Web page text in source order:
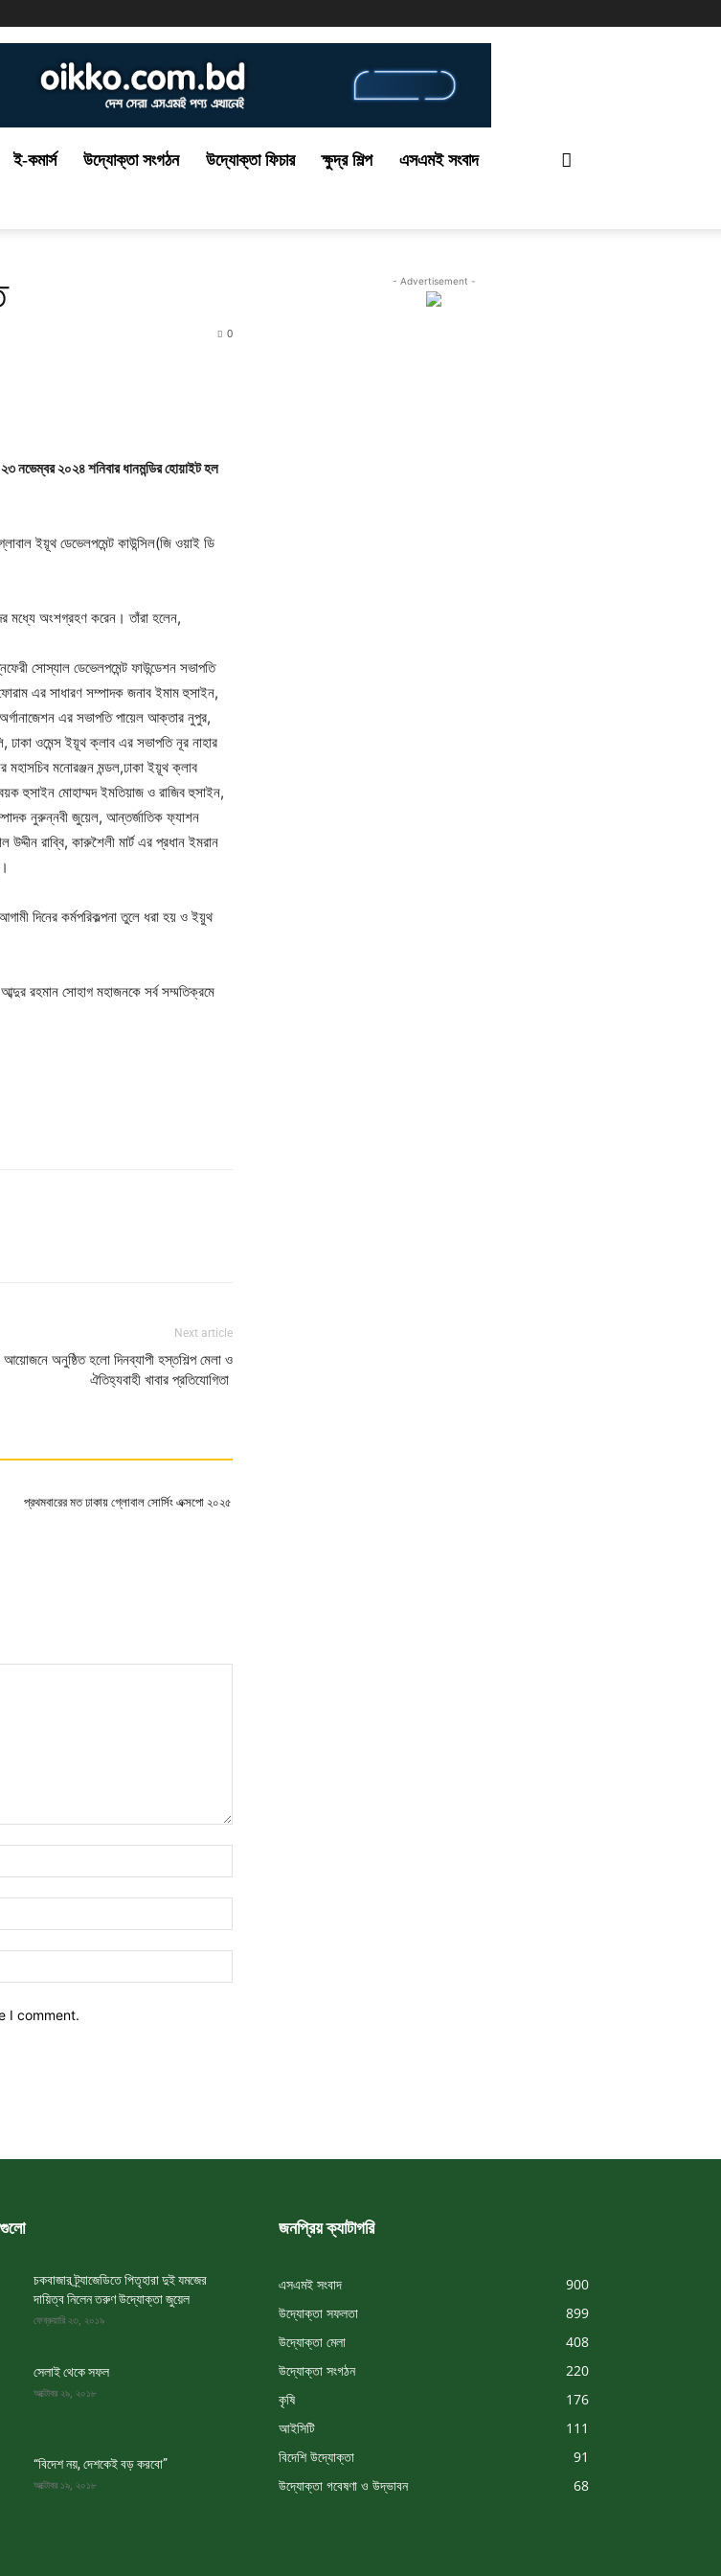
ই-কমার্স উদ্যোক্তা সংগঠন উদ্যোক্তা ফিচার ক্ষুদ্র শিল্প এসএমই সংবাদ
0
নভেম্বর ২০২৪ শনিবার ধানমন্ডির হোয়াইট হল
ইয়ূথ ডেভেলপমেন্ট কাউন্সিল(জি ওয়াই ডি
মধ্যে অংশগ্রহণ করেন। তাঁরা হলেন,
সোস্যাল ডেভেলপমেন্ট ফাউন্ডেশন সভাপতি
এর সাধারণ সম্পাদক জনাব ইমাম হুসাইন,
এর সভাপতি পায়েল আক্তার নুপুর,
ঢাকা ওমেন্স ইয়ূথ ক্লাব এর সভাপতি নূর নাহার
মহাসচিব মনোরঞ্জন মন্ডল,ঢাকা ইয়ূথ ক্লাব
হুসাইন মোহাম্মদ ইমতিয়াজ ও রাজিব হুসাইন,
নুরুন্নবী জুয়েল, আন্তর্জাতিক ফ্যাশন
রাব্বি, কারুশৈলী মার্ট এর প্রধান ইমরান
দিনের কর্মপরিকল্পনা তুলে ধরা হয় ও ইয়ুথ
রহমান সোহাগ মহাজনকে সর্ব সম্মতিক্রমে
Next article
অনুষ্ঠিত হলো দিনব্যাপী হস্তশিল্প মেলা ও
ঐতিহ্যবাহী খাবার প্রতিযোগিতা
প্রথমবারের মত ঢাকায় গ্লোবাল সোর্সিং এক্সপো ২০২৫
I comment.
- Advertisement -
চকবাজার ট্র্যাজেডিতে পিতৃহারা দুই যমজের
দায়িত্ব নিলেন তরুণ উদ্যোক্তা জুয়েল
ফেব্রুয়ারি ২৩, ২০১৯
সেলাই থেকে সফল
অক্টোবর ২৯, ২০১৮
“বিদেশ নয়, দেশকেই বড় করবো”
অক্টোবর ১৯, ২০১৮
জনপ্রিয় ক্যাটাগরি
এসএমই সংবাদ
900
উদ্যোক্তা সফলতা
899
উদ্যোক্তা মেলা
408
উদ্যোক্তা সংগঠন
220
কৃষি
176
আইসিটি
111
বিদেশি উদ্যোক্তা
91
উদ্যোক্তা গবেষণা ও উদ্ভাবন
68